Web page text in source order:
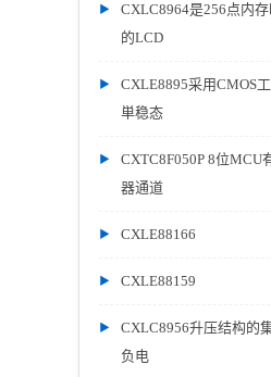
CXLC8964是256点内
的LCD
CXLE8895采用CMOS
単稳态
CXTC8F050P 8位MCU
器通道
CXLE88166
CXLE88159
CXLC8956升压结构的
负电